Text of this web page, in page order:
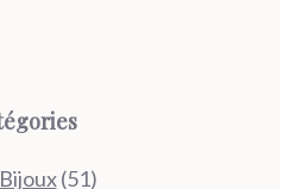
Bijoux(51)